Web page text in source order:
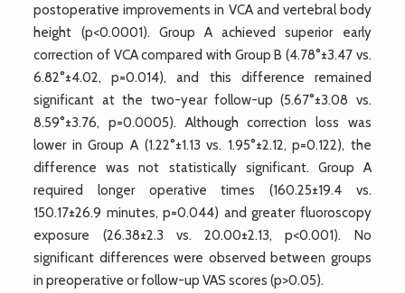
postoperative improvements in VCA and vertebral body
height (p<0.0001). Group A achieved superior early
correction of VCA compared with Group B (4.78°±3.47 vs.
6.82°±4.02, p=0.014), and this difference remained
significant at the two-year follow-up (5.67°±3.08 vs.
8.59°±3.76, p=0.0005). Although correction loss was
lower in Group A (1.22°±1.13 vs. 1.95°±2.12, p=0.122), the
difference was not statistically significant. Group A
required longer operative times (160.25±19.4 vs.
150.17±26.9 minutes, p=0.044) and greater fluoroscopy
exposure (26.38±2.3 vs. 20.00±2.13, p<0.001). No
significant differences were observed between groups
in preoperative or follow-up VAS scores (p>0.05).